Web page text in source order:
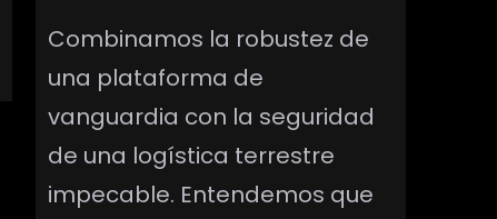
Combinamos la robustez de
una plataforma de
vanguardia con la seguridad
de una logística terrestre
impecable. Entendemos que